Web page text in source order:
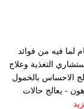
لما فيه من فوائد
التغذية وعلاج
الاحساس بالخمول
- يعالج حالات